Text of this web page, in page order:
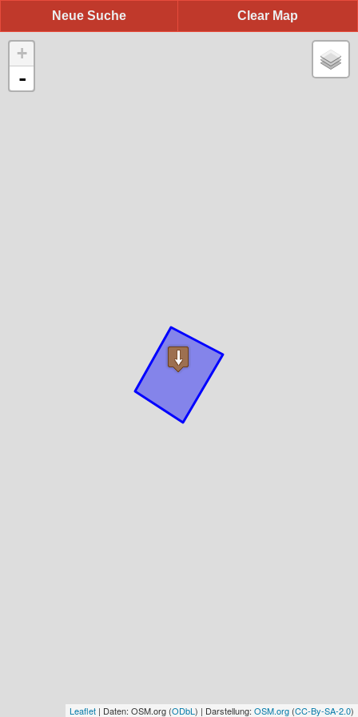
Clear Map
Neue Suche
+
-
Leaflet | Daten: OSM.org (ODbL ) | Darstellung: OSM.org (CC-By-SA-2.0)